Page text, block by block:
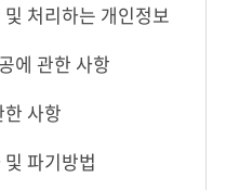
처리하는 개인정보
에 관한 사항
사항
파기방법